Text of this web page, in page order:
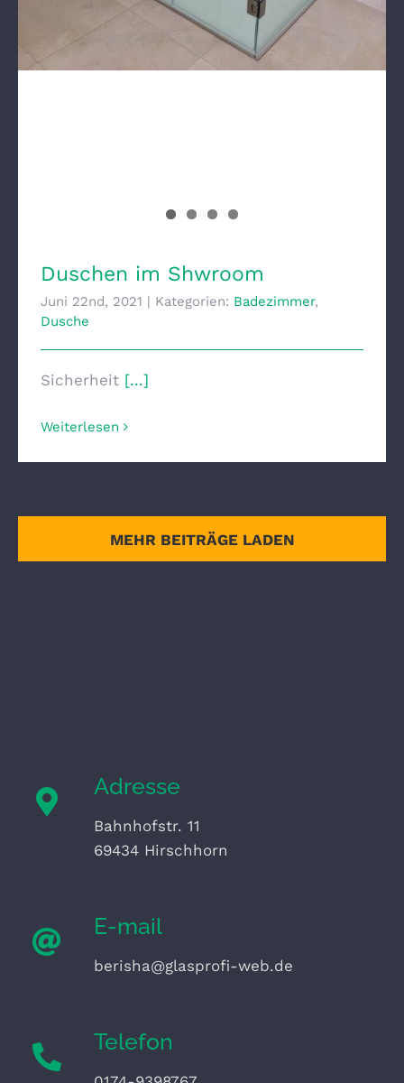
Duschen im Shwroom
Juni 22nd, 2021 Kategorien: Badezimmer,
Dusche
Sicherheit[...]
Weiterlesen
MEHR BEITRÄGE LADEN
Adresse
Bahnhofstr. 11
69434 Hirschhorn
E-mail
berisha@glasprofi-web.de
Telefon